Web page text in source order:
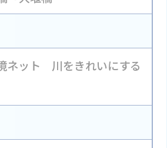
ネット 川をきれいにする